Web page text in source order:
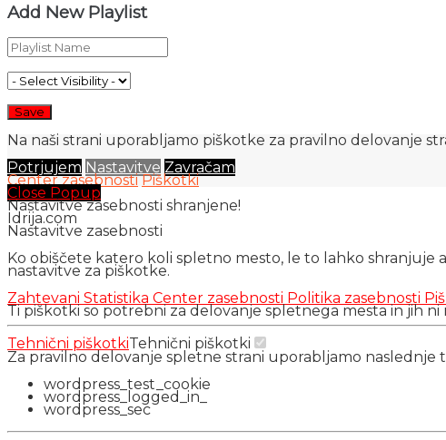
Add New Playlist
Na naši strani uporabljamo piškotke za pravilno delovanje
Potrjujem Nastavitve Zavračam
Center zasebnosti Piškotki
Close Popup
Nastavitve zasebnosti shranjene!
Idrija.com
Nastavitve zasebnosti
Ko obiščete katero koli spletno mesto, le to lahko shranjuje
nastavitve za piškotke.
Zahtevani Statistika Center zasebnosti Politika zasebnosti
Ti piškotki so potrebni za delovanje spletnega mesta in jih ni
Tehnični piškotkiTehnični piškotki
Za pravilno delovanje spletne strani uporabljamo naslednje
wordpress_test_cookie
wordpress_logged_in_
wordpress_sec